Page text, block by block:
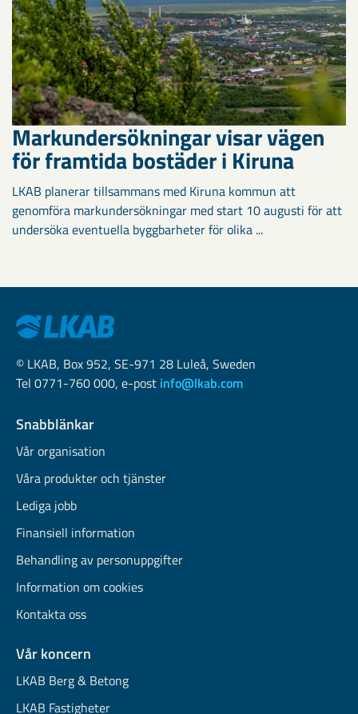
Markundersökningar visar vägen
för framtida bostäder i Kiruna
LKAB planerar tillsammans med Kiruna kommun att
genomföra markundersökningar med start 10 augusti för att
undersöka eventuella byggbarheter för olika ...
© LKAB, Box 952, SE-971 28 Luleå, Sweden
Tel 0771-760 000, e-post info@lkab.com
Snabblänkar
Vår organisation
Våra produkter och tjänster
Lediga jobb
Finansiell information
Behandling av personuppgifter
Information om cookies
Kontakta oss
Vår koncern
LKAB Berg & Betong
LKAB Fastigheter